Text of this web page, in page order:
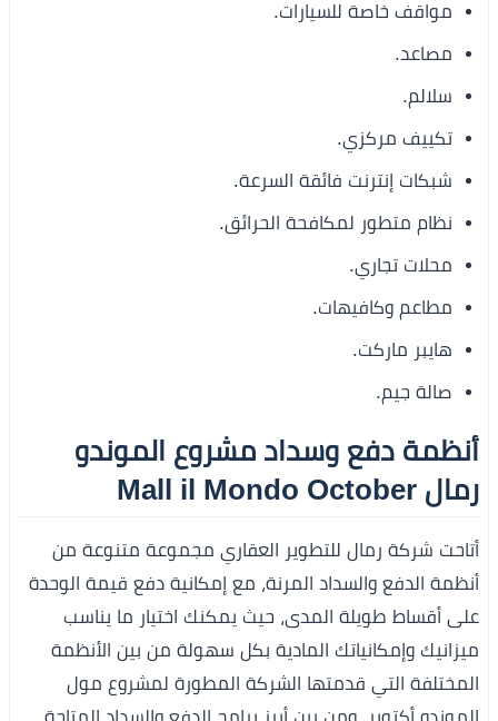
مواقف خاصة للسيارات.
مصاعد.
سلالم.
تكييف مركزي.
شبكات إنترنت فائقة السرعة.
نظام متطور لمكافحة الحرائق.
محلات تجاري.
مطاعم وكافيهات.
هايبر ماركت.
صالة جيم.
أنظمة دفع وسداد مشروع الموندو
رمال Mall il Mondo October
أتاحت شركة رمال للتطوير العقاري مجموعة متنوعة من
أنظمة الدفع والسداد المرنة، مع إمكانية دفع قيمة الوحدة
على أقساط طويلة المدى، حيث يمكنك اختيار ما يناسب
ميزانيك وإمكانياتك المادية بكل سهولة من بين الأنظمة
المختلفة التي قدمتها الشركة المطورة لمشروع مول